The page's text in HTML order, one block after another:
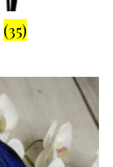
(35)